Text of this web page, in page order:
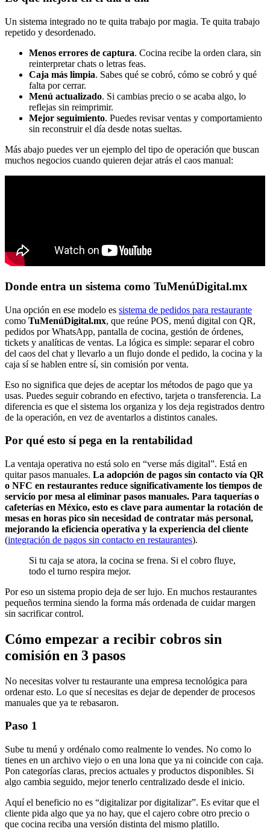
Un sistema integrado no te quita trabajo por magia. Te quita trabajo
repetido y desordenado.
Menos errores de captura. Cocina recibe la orden clara, sin
reinterpretar chats o letras feas.
Caja más limpia. Sabes qué se cobró, cómo se cobró y qué
falta por cerrar.
Menú actualizado. Si cambias precio o se acaba algo, lo
reflejas sin reimprimir.
Mejor seguimiento. Puedes revisar ventas y comportamiento
sin reconstruir el día desde notas sueltas.
Más abajo puedes ver un ejemplo del tipo de operación que buscan
muchos negocios cuando quieren dejar atrás el caos manual:
Donde entra un sistema como TuMenúDigital.mx
Una opción en ese modelo es sistema de pedidos para restaurante
como TuMenúDigital.mx, que reúne POS, menú digital con QR,
pedidos por WhatsApp, pantalla de cocina, gestión de órdenes,
tickets y analíticas de ventas. La lógica es simple: separar el cobro
del caos del chat y llevarlo a un flujo donde el pedido, la cocina y la
caja sí se hablen entre sí, sin comisión por venta.
Eso no significa que dejes de aceptar los métodos de pago que ya
usas. Puedes seguir cobrando en efectivo, tarjeta o transferencia. La
diferencia es que el sistema los organiza y los deja registrados dentro
de la operación, en vez de aventarlos a distintos canales.
Por qué esto sí pega en la rentabilidad
La ventaja operativa no está solo en “verse más digital”. Está en
quitar pasos manuales. La adopción de pagos sin contacto vía QR
o NFC en restaurantes reduce significativamente los tiempos de
servicio por mesa al eliminar pasos manuales. Para taquerías o
cafeterías en México, esto es clave para aumentar la rotación de
mesas en horas pico sin necesidad de contratar más personal,
mejorando la eficiencia operativa y la experiencia del cliente
(integración de pagos sin contacto en restaurantes).
Si tu caja se atora, la cocina se frena. Si el cobro fluye,
todo el turno respira mejor.
Por eso un sistema propio deja de ser lujo. En muchos restaurantes
pequeños termina siendo la forma más ordenada de cuidar margen
sin sacrificar control.
Cómo empezar a recibir cobros sin
comisión en 3 pasos
No necesitas volver tu restaurante una empresa tecnológica para
ordenar esto. Lo que sí necesitas es dejar de depender de procesos
manuales que ya te rebasaron.
Paso 1
Sube tu menú y ordénalo como realmente lo vendes. No como lo
tienes en un archivo viejo o en una lona que ya ni coincide con caja.
Pon categorías claras, precios actuales y productos disponibles. Si
algo cambia seguido, mejor tenerlo centralizado desde el inicio.
Aquí el beneficio no es “digitalizar por digitalizar”. Es evitar que el
cliente pida algo que ya no hay, que el cajero cobre otro precio o
que cocina reciba una versión distinta del mismo platillo.